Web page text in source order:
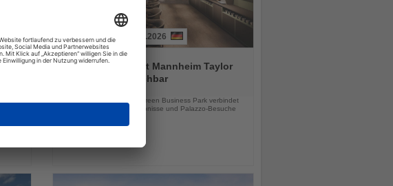
Lesen
Sie
03.08.2026
Essential by Dorint Mannheim Taylor
Park ab sofort buchbar
Das neue Hotel im Taylor Green Business Park verbindet
Geschäftsreisen, Stadterlebnisse und Palazzo-Besuche